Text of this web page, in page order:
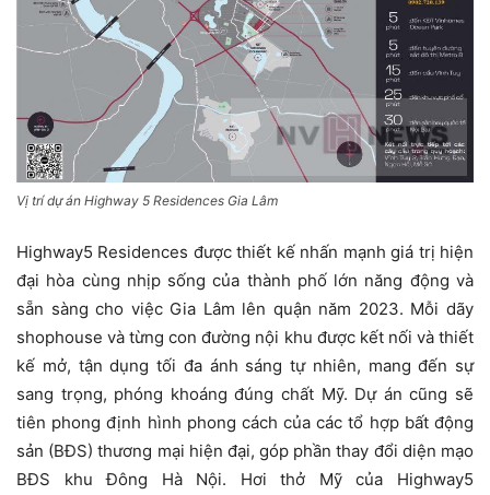
Vị trí dự án Highway 5 Residences Gia Lâm
Highway5 Residences được thiết kế nhấn mạnh giá trị hiện
đại hòa cùng nhịp sống của thành phố lớn năng động và
sẵn sàng cho việc Gia Lâm lên quận năm 2023. Mỗi dãy
shophouse và từng con đường nội khu được kết nối và thiết
kế mở, tận dụng tối đa ánh sáng tự nhiên, mang đến sự
sang trọng, phóng khoáng đúng chất Mỹ. Dự án cũng sẽ
tiên phong định hình phong cách của các tổ hợp bất động
sản (BĐS) thương mại hiện đại, góp phần thay đổi diện mạo
BĐS khu Đông Hà Nội. Hơi thở Mỹ của Highway5